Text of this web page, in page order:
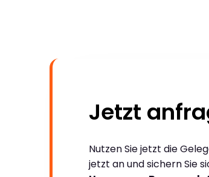
Jetzt
Nutzen Sie jetzt die
jetzt an und sichern Sie